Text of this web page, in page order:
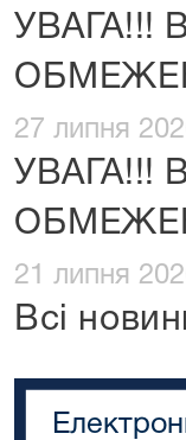
27 липня
21 липня
Всі